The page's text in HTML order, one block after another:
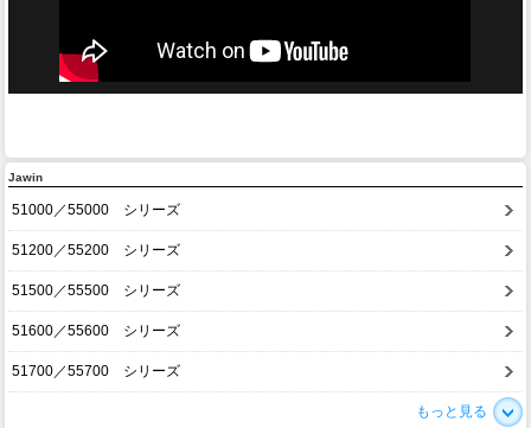
Jawin
51000／55000 シリーズ
51200／55200 シリーズ
51500／55500 シリーズ
51600／55600 シリーズ
51700／55700 シリーズ
もっと見る